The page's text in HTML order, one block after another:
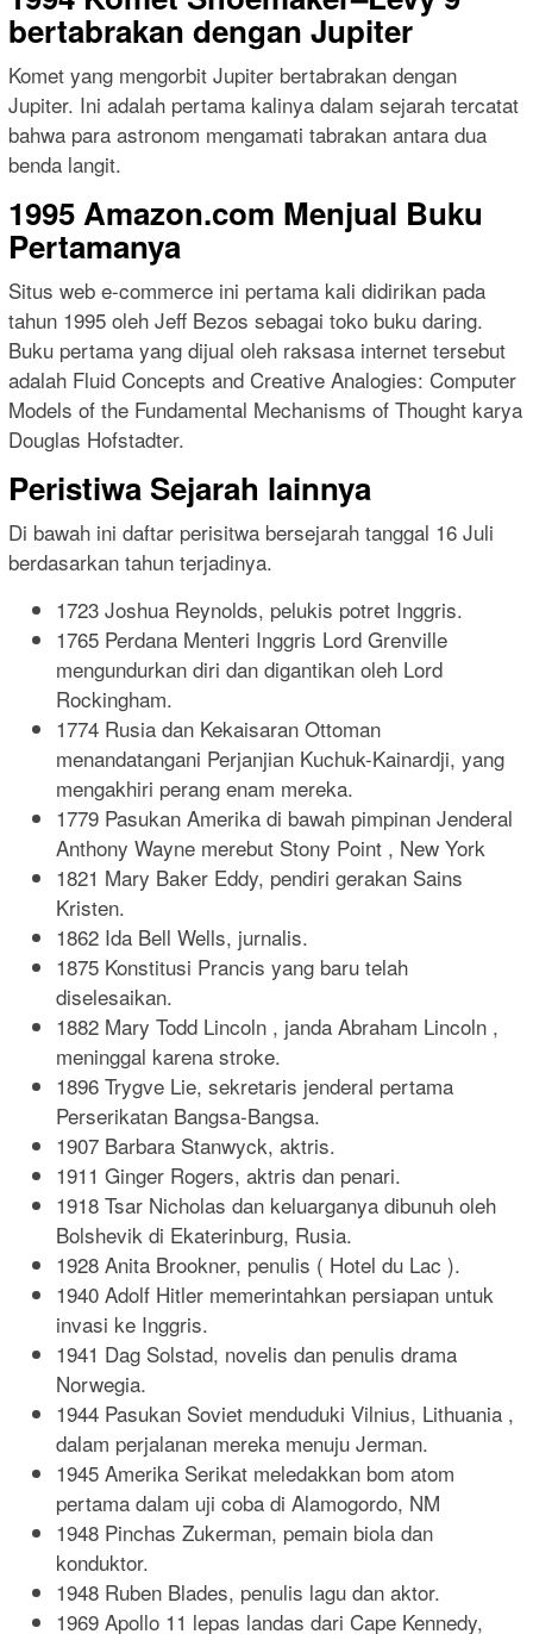
bertabrakan dengan Jupiter
Komet yang mengorbit Jupiter bertabrakan dengan
Jupiter. Ini adalah pertama kalinya dalam sejarah tercatat
bahwa para astronom mengamati tabrakan antara dua
benda langit.
1995 Amazon.com Menjual Buku
Pertamanya
Situs web e-commerce ini pertama kali didirikan pada
tahun 1995 oleh Jeff Bezos sebagai toko buku daring.
Buku pertama yang dijual oleh raksasa internet tersebut
adalah Fluid Concepts and Creative Analogies: Computer
Models of the Fundamental Mechanisms of Thought karya
Douglas Hofstadter.
Peristiwa Sejarah lainnya
Di bawah ini daftar perisitwa bersejarah tanggal 16 Juli
berdasarkan tahun terjadinya.
1723 Joshua Reynolds, pelukis potret Inggris.
1765 Perdana Menteri Inggris Lord Grenville
mengundurkan diri dan digantikan oleh Lord
Rockingham.
1774 Rusia dan Kekaisaran Ottoman
menandatangani Perjanjian Kuchuk-Kainardji, yang
mengakhiri perang enam mereka.
1779 Pasukan Amerika di bawah pimpinan Jenderal
Anthony Wayne merebut Stony Point , New York
1821 Mary Baker Eddy, pendiri gerakan Sains
Kristen.
1862 Ida Bell Wells, jurnalis.
1875 Konstitusi Prancis yang baru telah
diselesaikan.
1882 Mary Todd Lincoln , janda Abraham Lincoln ,
meninggal karena stroke.
1896 Trygve Lie, sekretaris jenderal pertama
Perserikatan Bangsa-Bangsa.
1907 Barbara Stanwyck, aktris.
1911 Ginger Rogers, aktris dan penari.
1918 Tsar Nicholas dan keluarganya dibunuh oleh
Bolshevik di Ekaterinburg, Rusia.
1928 Anita Brookner, penulis ( Hotel du Lac ).
1940 Adolf Hitler memerintahkan persiapan untuk
invasi ke Inggris.
1941 Dag Solstad, novelis dan penulis drama
Norwegia.
1944 Pasukan Soviet menduduki Vilnius, Lithuania ,
dalam perjalanan mereka menuju Jerman.
1945 Amerika Serikat meledakkan bom atom
pertama dalam uji coba di Alamogordo, NM
1948 Pinchas Zukerman, pemain biola dan
konduktor.
1948 Ruben Blades, penulis lagu dan aktor.
1969 Apollo 11 lepas landas dari Cape Kennedy,